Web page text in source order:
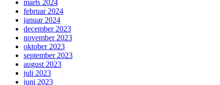
marts 2024
februar 2024
januar 2024
december 2023
november 2023
oktober 2023
september 2023
august 2023
juli 2023
juni 2023